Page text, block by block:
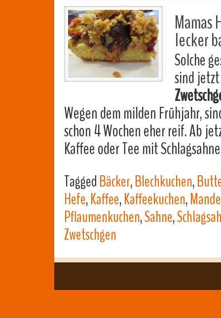
Mamas
lecker
Solche
sind
Wegen dem milden Frühjahr,
schon 4 Wochen eher reif. Ab
Kaffee oder Tee mit
TaggedBäcker,Blechkuchen,
Hefe,Kaffee,Kaffeekuchen,
Pflaumenkuchen,Sahne,
Zwetschgen